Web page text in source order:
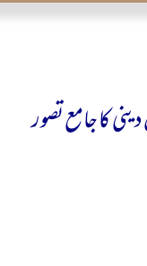
کا جامع تصور